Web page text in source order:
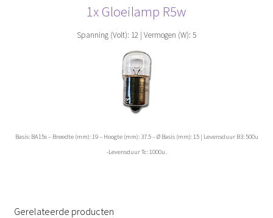
1x Gloeilamp R5w
Spanning (Volt): 12 | Vermogen (W): 5
Basis: BA15s – Breedte (mm): 19 – Hoogte (mm): 37.5 – Ø Basis (mm): 15 | Levensduur B3: 500u
-Levensduur Tc: 1000u.
Gerelateerde producten